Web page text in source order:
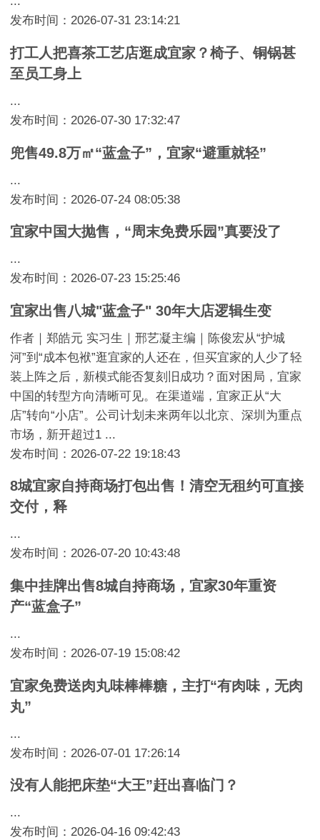
发布时间：2026-07-31 23:14:21
打工人把喜茶工艺店逛成宜家？椅子、铜锅甚
至员工身上
...
发布时间：2026-07-30 17:32:47
兜售49.8万㎡“蓝盒子”，宜家“避重就轻”
...
发布时间：2026-07-24 08:05:38
宜家中国大抛售，“周末免费乐园”真要没了
...
发布时间：2026-07-23 15:25:46
宜家出售八城"蓝盒子" 30年大店逻辑生变
作者｜郑皓元 实习生｜邢艺凝主编｜陈俊宏从“护城
河”到“成本包袱”逛宜家的人还在，但买宜家的人少了轻
装上阵之后，新模式能否复刻旧成功？面对困局，宜家
中国的转型方向清晰可见。在渠道端，宜家正从“大
店”转向“小店”。公司计划未来两年以北京、深圳为重点
市场，新开超过1 ...
发布时间：2026-07-22 19:18:43
8城宜家自持商场打包出售！清空无租约可直接
交付，释
...
发布时间：2026-07-20 10:43:48
集中挂牌出售8城自持商场，宜家30年重资
产“蓝盒子”
...
发布时间：2026-07-19 15:08:42
宜家免费送肉丸味棒棒糖，主打“有肉味，无肉
丸”
...
发布时间：2026-07-01 17:26:14
没有人能把床垫“大王”赶出喜临门？
...
发布时间：2026-04-16 09:42:43